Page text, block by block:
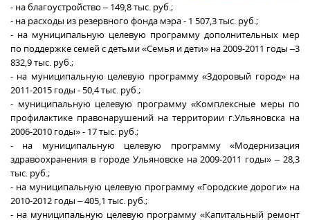
- на благоустройство – 149,8 тыс. руб.;
- на расходы из резервного фонда мэра - 1 507,3 тыс. руб.;
- на муниципальную целевую программу дополнительных мер
по поддержке семей с детьми «Семья и дети» на 2009-2011 годы –3
832,9 тыс. руб.;
- на муниципальную целевую программу «Здоровый город» на
2011-2015 годы - 50,4 тыс. руб.;
- муниципальную целевую программу «Комплексные меры по
профилактике правонарушений на территории г.Ульяновска на
2006-2010 годы» - 17 тыс. руб.;
- на муниципальную целевую программу «Модернизация
здравоохранения в городе Ульяновске на 2009-2011 годы» – 28,3
тыс. руб.;
- на муниципальную целевую программу «Городские дороги» на
2010-2012 годы – 405,1 тыс. руб.;
- на муниципальную целевую программу «Капитальный ремонт